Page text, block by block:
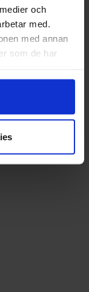
och
med.
med annan
som de har